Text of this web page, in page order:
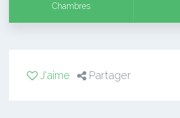
Chambres
J'aime Partager